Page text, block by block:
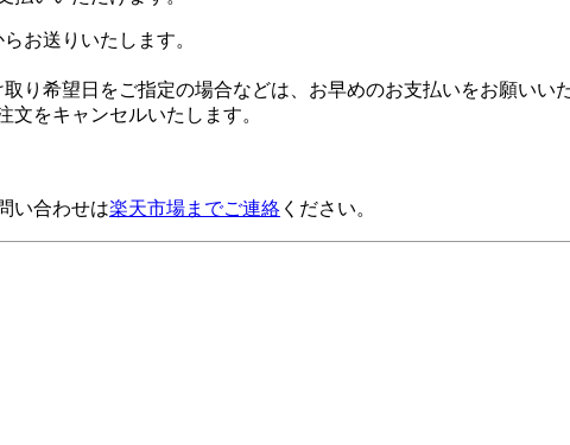
お送りいたします。
り希望日をご指定の場合などは、お早めのお支払いをお願いい
をキャンセルいたします。
い合わせは楽天市場までご連絡 ください。